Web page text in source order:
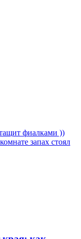
фиалками ))
запах стоял